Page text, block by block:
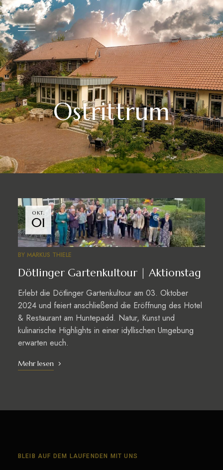
Ostrittrum
OKT.
01
BY MARKUS THIELE
Dötlinger Gartenkultour | Aktionstag
Erlebt die Dötlinger Gartenkultour am 03. Oktober
2024 und feiert anschließend die Eröffnung des Hotel
& Restaurant am Huntepadd. Natur, Kunst und
kulinarische Highlights in einer idyllischen Umgebung
erwarten euch.
Mehr lesen
BLEIB AUF DEM LAUFENDEN MIT UNS